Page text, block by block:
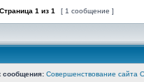
Страница 1 из 1 [ 1 сообщение ]
сообщения: Совершенствование сайта